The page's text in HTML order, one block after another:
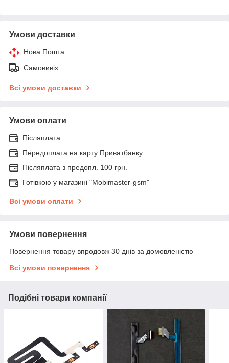
Умови доставки
Нова Пошта
Самовивіз
Всі умови доставки
Умови оплати
Післяплата
Передоплата на карту Приватбанку
Післяплата з предопл. 100 грн.
Готівкою у магазині "Mobimaster-gsm"
Всі умови оплати
Умови повернення
Повернення товару впродовж 30 днів за домовленістю
Всі умови повернення
Подібні товари компанії